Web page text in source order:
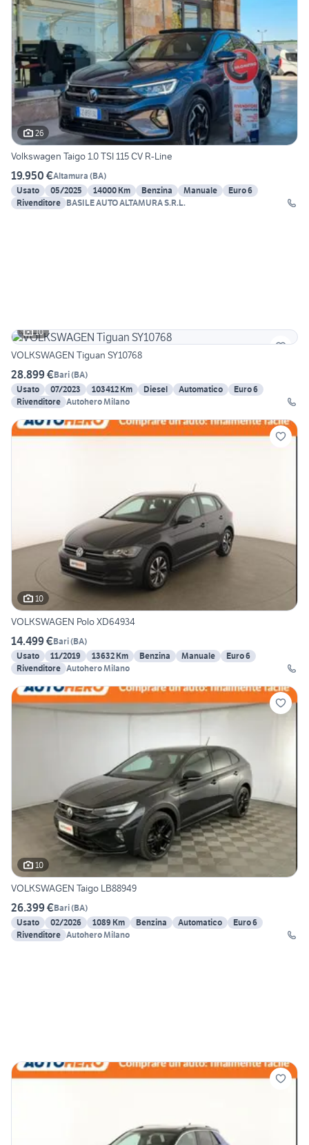
26
Volkswagen Taigo 1.0 TSI 115 CV R-Line
19.950 €Altamura (BA)
Usato
05/2025 14000 Km Benzina Manuale
Euro 6
Rivenditore BASILE AUTO ALTAMURA S.R.L.
10
VOLKSWAGEN Tiguan SY10768
28.899 €Bari(BA)
Usato
07/2023 103412 Km Diesel Automatico
Euro 6
Rivenditore Autohero Milano
10
VOLKSWAGEN Polo XD64934
14.499 €Bari(BA)
Usato
11/2019 13632 Km Benzina Manuale
Euro 6
Rivenditore Autohero Milano
10
VOLKSWAGEN Taigo LB88949
26.399 €Bari(BA)
Usato
02/2026 1089 Km Benzina Automatico
Euro 6
Rivenditore Autohero Milano